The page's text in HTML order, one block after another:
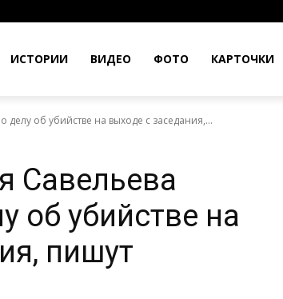
ИСТОРИИ ВИДЕО ФОТО КАРТОЧКИ
об убийстве на выходе с заседания,...
Савельева
об убийстве на
пишут